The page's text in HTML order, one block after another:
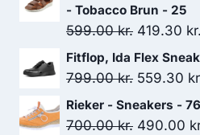
- Tobacco Brun - 25
599.00kr. Den
pris
599.00 kr..
419.30 kr.
Fitflop, Ida Flex
799.00kr. Den
oprindelige
pris
559.30
Rieker - Sneakers -
700.00kr. Den
490.00